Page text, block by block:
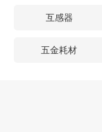
互感器
五金耗材